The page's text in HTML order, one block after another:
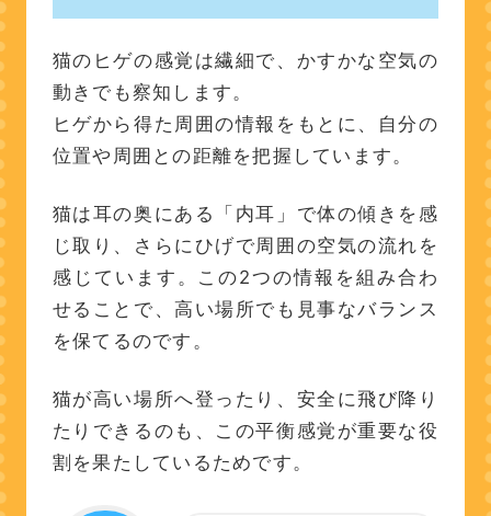
猫のヒゲの感覚は繊細で、かすかな空気の
動きでも察知します。
ヒゲから得た周囲の情報をもとに、自分の
位置や周囲との距離を把握しています。
猫は耳の奥にある「内耳」で体の傾きを感
じ取り、さらにひげで周囲の空気の流れを
感じています。この2つの情報を組み合わ
せることで、高い場所でも見事なバランス
を保てるのです。
猫が高い場所へ登ったり、安全に飛び降り
たりできるのも、この平衡感覚が重要な役
割を果たしているためです。